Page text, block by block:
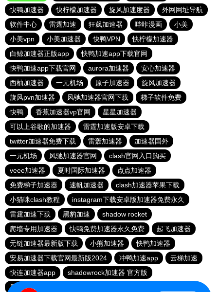
快鸭加速器
快柠檬加速器 旋风加速度器
外网网址导航
软件中心
雷霆加速 狂飙加速器 哔咔漫画
小美
小美vpn
小美加速器 快鸭VPN
快柠檬加速器
白鲸加速器正版app
快鸭加速app下载官网
快鸭加速app下载官网
aurora加速器
安心加速器
西柚加速器
一元机场 原子加速器
旋风加速器
旋风pvn加速器
风驰加速器官网下载
梯子软件免费
快鸭
香蕉加速器vp官网
星星加速器
可以上谷歌的加速器
雷霆加速版安卓下载
twitter加速器免费下载
雷轰加速器
加速器国外
一元机场
风驰加速器官网
clash官网入口购买
veee加速器
夏时国际加速器
点点加速器
免费梯子加速器
速帆加速器
clash加速器苹果下载
小猫咪clash教程
instagram下载安卓版加速器免费永久
雷霆加速下载
黑豹加速
shadow rocket
爬墙专用加速器
快鸭免费加速器永久免费
起飞加速器
元链加速器最新版下载
小熊加速器
快鸭加速器
安易加速器下载官网最新版2024
冲鸭加速app
云梯加速
快连加速器app
shadowrock加速器 官方版
原子加速器app下载官网最新版